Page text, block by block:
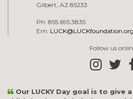
Gilbert, AZ 85233
Ph: 855.695.3835
Em: LUCK@LUCKfoundation.org
Follow us
Our LUCKY Day goal is to give